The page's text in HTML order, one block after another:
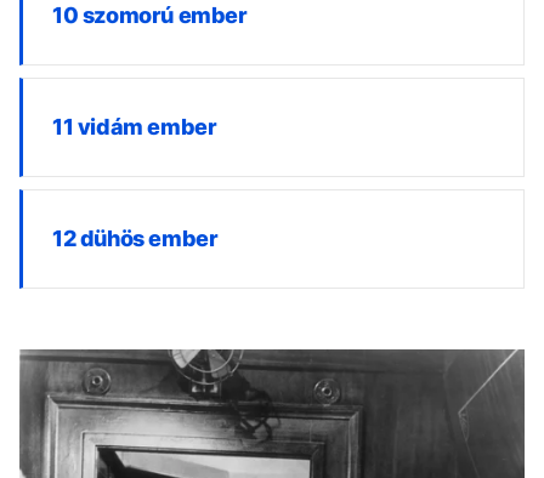
10 szomorú ember
11 vidám ember
12 dühös ember